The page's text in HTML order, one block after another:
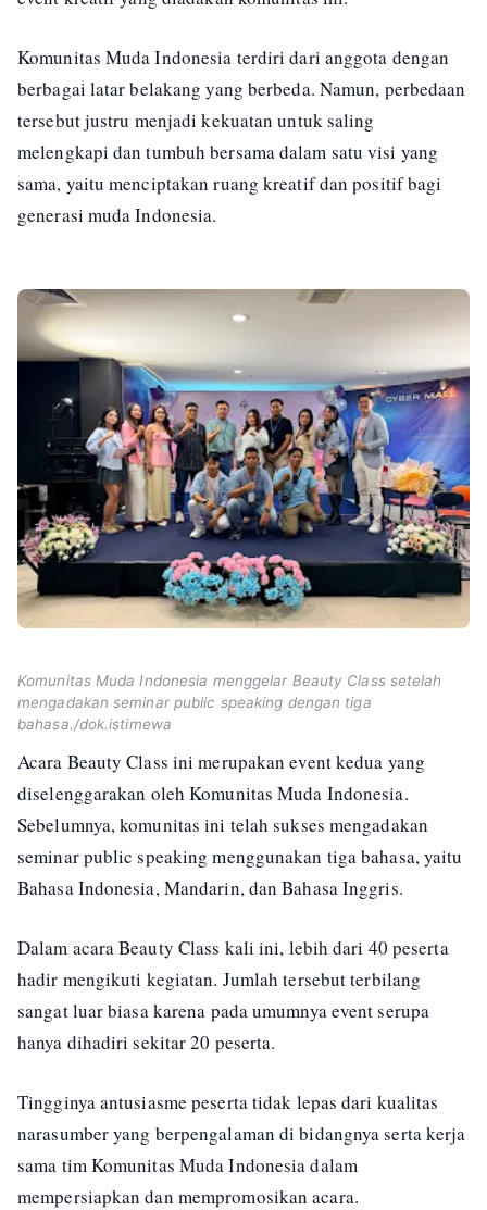
Komunitas Muda Indonesia terdiri dari anggota dengan
berbagai latar belakang yang berbeda. Namun, perbedaan
tersebut justru menjadi kekuatan untuk saling
melengkapi dan tumbuh bersama dalam satu visi yang
sama, yaitu menciptakan ruang kreatif dan positif bagi
generasi muda Indonesia.
Komunitas Muda Indonesia menggelar Beauty Class setelah
mengadakan seminar public speaking dengan tiga
bahasa./dok.istimewa
Acara Beauty Class ini merupakan event kedua yang
diselenggarakan oleh Komunitas Muda Indonesia.
Sebelumnya, komunitas ini telah sukses mengadakan
seminar public speaking menggunakan tiga bahasa, yaitu
Bahasa Indonesia, Mandarin, dan Bahasa Inggris.
Dalam acara Beauty Class kali ini, lebih dari 40 peserta
hadir mengikuti kegiatan. Jumlah tersebut terbilang
sangat luar biasa karena pada umumnya event serupa
hanya dihadiri sekitar 20 peserta.
Tingginya antusiasme peserta tidak lepas dari kualitas
narasumber yang berpengalaman di bidangnya serta kerja
sama tim Komunitas Muda Indonesia dalam
mempersiapkan dan mempromosikan acara.